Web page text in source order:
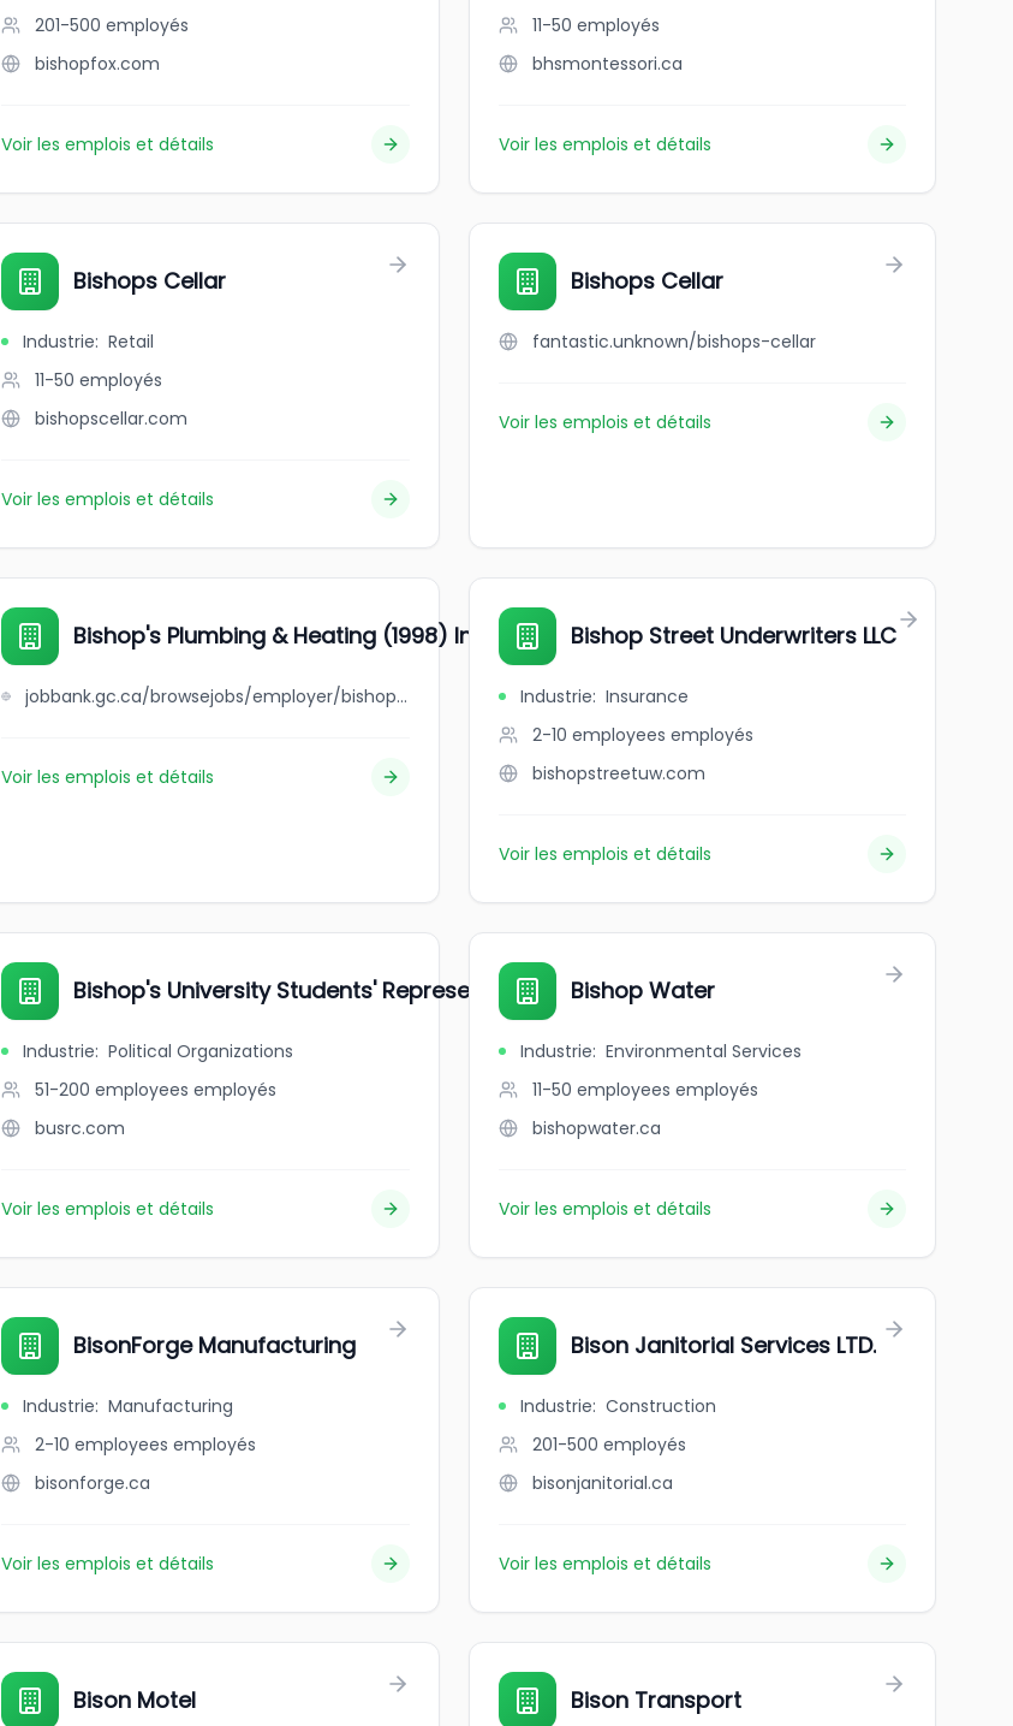
201-500 employés
bishopfox.com
Voir les emplois et détails
11-50 employés
bhsmontessori.ca
Voir les emplois et détails
Bishops Cellar
Industrie: Retail
11-50 employés
bishopscellar.com
Voir les emplois et détails
Bishops Cellar
fantastic.unknown/bishops-cellar
Voir les emplois et détails
Bishop's Plumbing & Heating (1998) Inc.
jobbank.gc.ca/browsejobs/employer/bishop%27s+plumbing+%26+heating+%281998%29+inc./ca
Voir les emplois et détails
Bishop Street Underwriters LLC
Industrie: Insurance
2-10 employees employés
bishopstreetuw.com
Voir les emplois et détails
Bishop's University Students' Representative Council
Industrie: Political Organizations
51-200 employees employés
busrc.com
Voir les emplois et détails
Bishop Water
Industrie: Environmental Services
11-50 employees employés
bishopwater.ca
Voir les emplois et détails
BisonForge Manufacturing
Industrie: Manufacturing
2-10 employees employés
bisonforge.ca
Voir les emplois et détails
Bison Janitorial Services LTD.
Industrie: Construction
201-500 employés
bisonjanitorial.ca
Voir les emplois et détails
Bison Motel Bison Transport